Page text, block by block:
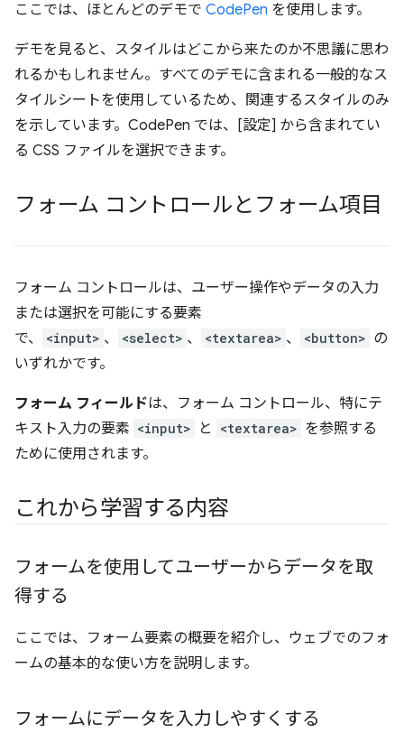
ここでは、ほとんどのデモで CodePen を使用します。
デモを見ると、スタイルはどこから来たのか不思議に思わ
れるかもしれません。すべてのデモに含まれる一般的なス
タイルシートを使用しているため、関連するスタイルのみ
を示しています。CodePen では、[設定] から含まれてい
る CSS ファイルを選択できます。
フォーム コントロールとフォーム項目
フォーム コントロールは、ユーザー操作やデータの入力
または選択を可能にする要素
で、
<input> 、 <select> 、 <textarea> 、 <button> の
いずれかです。
フォーム フィールドは、フォーム コントロール、特にテ
キスト入力の要素 <input> と <textarea> を参照する
ために使用されます。
これから学習する内容
フォームを使用してユーザーからデータを取
得する
ここでは、フォーム要素の概要を紹介し、ウェブでのフォ
ームの基本的な使い方を説明します。
フォームにデータを入力しやすくする